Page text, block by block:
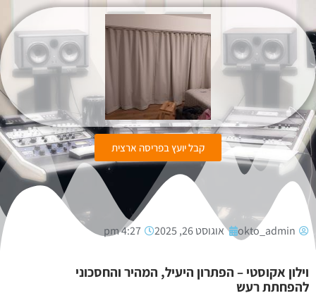
קבל יועץ בפריסה ארצית
okto_admin אוגוסט 26, 2025 4:27 pm
וילון אקוסטי – הפתרון היעיל, המהיר והחסכוני
להפחתת רעש